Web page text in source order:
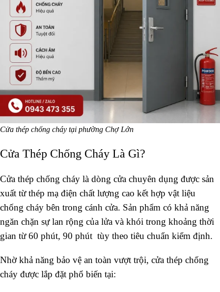
Cửa thép chống cháy tại phường Chợ Lớn
Cửa Thép Chống Cháy Là Gì?
Cửa thép chống cháy là dòng cửa chuyên dụng được sản
xuất từ thép mạ điện chất lượng cao kết hợp vật liệu
chống cháy bên trong cánh cửa. Sản phẩm có khả năng
ngăn chặn sự lan rộng của lửa và khói trong khoảng thời
gian từ 60 phút, 90 phút tùy theo tiêu chuẩn kiểm định.
Nhờ khả năng bảo vệ an toàn vượt trội, cửa thép chống
cháy được lắp đặt phổ biến tại: